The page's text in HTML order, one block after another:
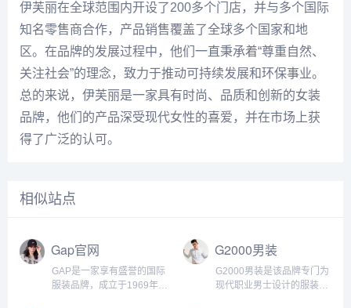
伊芙丽在全球范围内开设了200多个门店，并与多个国际
知名零售商合作，产品销售覆盖了全球多个国家和地
区。在品牌的发展过程中，他们一直秉承着“尊重自然、
关注社会”的理念，致力于推动可持续发展和环保事业。
总的来说，伊芙丽是一家具有时尚、品质和创新的女装
品牌，他们的产品深受现代女性的喜爱，并在市场上获
得了广泛的认可。
相似站点
Gap官网
GAP是一家享有盛誉的国际
服装品牌，成立于1969年。
G2000男装
G2000男装是该品牌专门为
现代职业男士设计的服装系